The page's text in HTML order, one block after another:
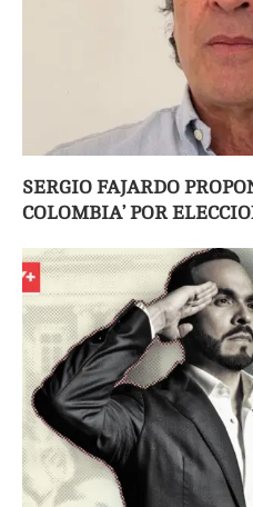
SERGIO FAJARDO
COLOMBIA’ POR